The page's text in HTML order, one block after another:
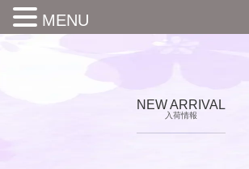
NEW ARRIVAL
入荷情報
MENU